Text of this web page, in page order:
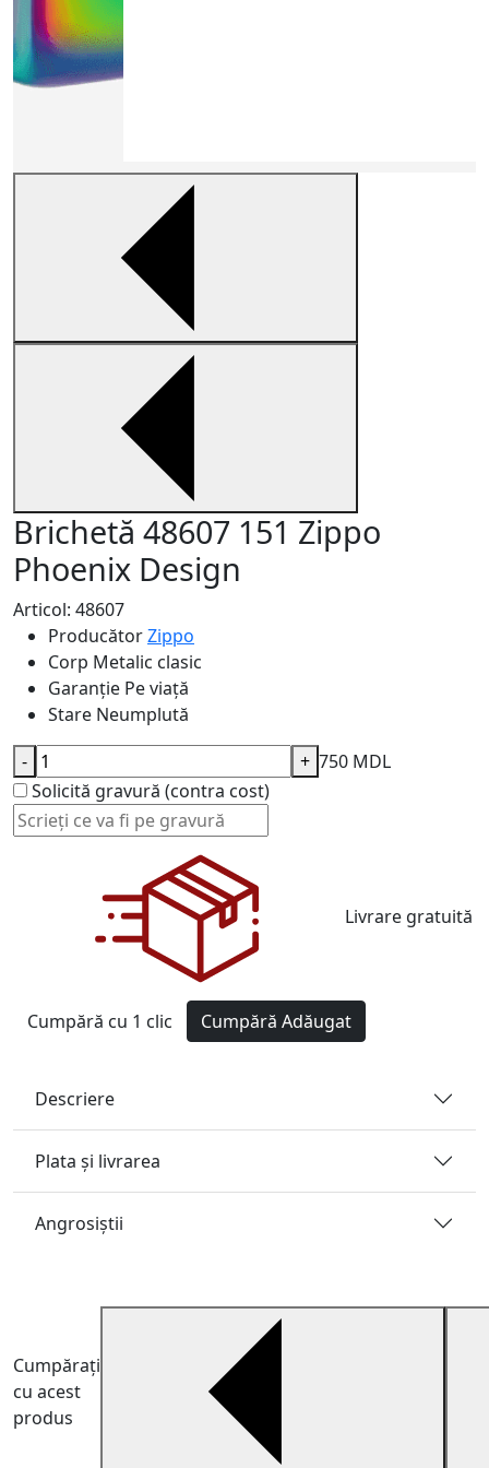
Brichetă 48607 151 Zippo
Phoenix Design
Articol: 48607
ProducătorZippo
Corp Metalic clasic
Garanție Pe viață
Stare Neumplută
750 MDL
Solicită gravură (contra cost)
- +
Livrare gratuită
Cumpără cu 1 clic Cumpără Adăugat
Descriere
Plata și livrarea
Angrosiştii
Cumpărați
cu acest
produs